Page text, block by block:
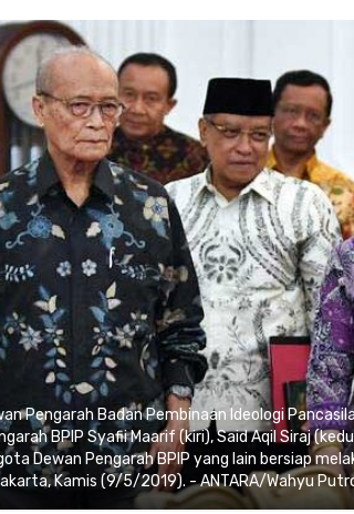
Pengarah Badan Pembinaan Ideologi
BPIP Syafii Maarif (kiri), Said Aqil Siraj
Dewan Pengarah BPIP yang lain bersiap
Kamis (9/5/2019). - ANTARA/Wahyu